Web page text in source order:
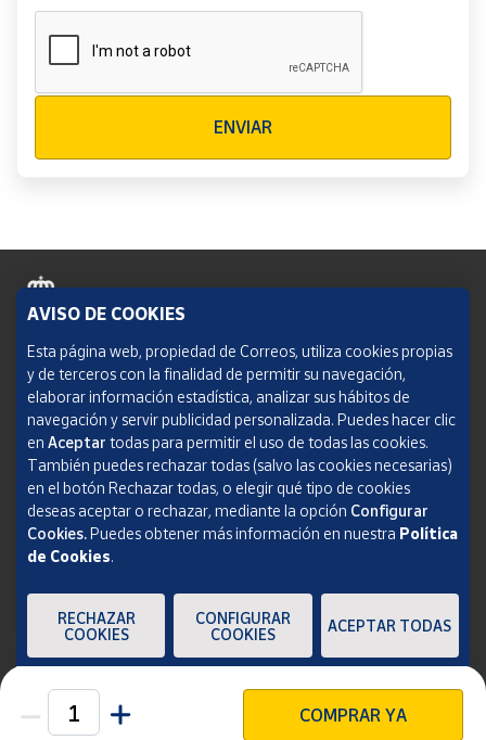
Unidades COMPRAR YA
ENVIAR
Política de cookies
Aviso legal
Condiciones del servicio
Política de Privacidad Web
Informe de transparencia
SOCIEDAD ESTATAL CORREOS Y TELÉGRAFOS, S.A., S.M.E. Todos los derechos
AVISO DE COOKIES
Esta página web, propiedad de Correos, utiliza cookies propias
y de terceros con la finalidad de permitir su navegación,
elaborar información estadística, analizar sus hábitos de
navegación y servir publicidad personalizada. Puedes hacer clic
en Aceptar todas para permitir el uso de todas las cookies.
También puedes rechazar todas (salvo las cookies necesarias)
en el botón Rechazar todas, o elegir qué tipo de cookies
deseas aceptar o rechazar, mediante la opción Configurar
Cookies.Puedes obtener más información en nuestra Política
de Cookies.
RECHAZAR
COOKIES
CONFIGURAR
COOKIES
ACEPTAR TODAS